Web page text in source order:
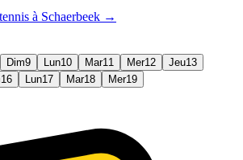
tennis à Schaerbeek →
Dim9 Lun10 Mar11 Mer12 Jeu13
16 Lun17 Mar18 Mer19